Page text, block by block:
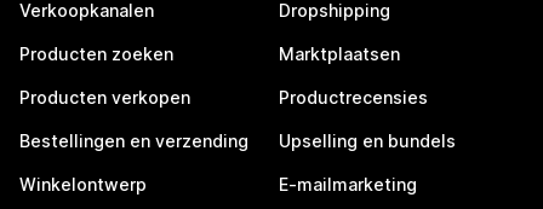
Verkoopkanalen
Producten zoeken
Producten verkopen
Bestellingen en verzending
Winkelontwerp
Dropshipping
Marktplaatsen
Productrecensies
Upselling en bundels
E-mailmarketing